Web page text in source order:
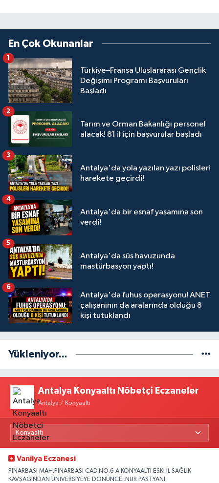
En Çok Okunanlar
Türkiye–Fransa Uluslararası Gençlik
Değişimi Programı Başvuruları
Başladı
1
Tarım ve Orman Bakanlığı personel
alacak! 81 il için başvurular başladı
2
Antalya'da yola yazılan yazı polisleri
harekete geçirdi!
3
Antalya'da bir esnaf yaşamına son
verdi!
4
Antalya'da süs havuzunda
mastürbasyon yaptı!
5
Antalya'da fuhuş operasyonu! ANET
çalışanının da aralarında olduğu 8
kişi tutuklandı
6
Yükleniyor...
Antalya Konyaaltı Nöbetçi Eczaneler
Antalya / Konyaaltı
Vanilya Eczanesi
PINARBAŞI MAH.PINARBAŞI CAD.NO:6 A KONYAALTI ESKİ İL SAĞLIK
KAVŞAĞINDAN ÜNİVERSİYEYE DÖNÜNCE .NUR PAST.YANI